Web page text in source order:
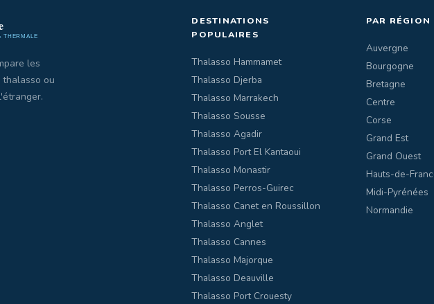
les
ou
DESTINATIONS
POPULAIRES
Thalasso Hammamet
Thalasso Djerba
Thalasso Marrakech
Thalasso Sousse
Thalasso Agadir
Thalasso Port El Kantaoui
Thalasso Monastir
Thalasso Perros-Guirec
Thalasso Canet en Roussillon
Thalasso Anglet
Thalasso Cannes
Thalasso Majorque
Thalasso Deauville
Thalasso Port Crouesty
PAR RÉGION
Auvergne
Bourgogne
Bretagne
Centre
Corse
Grand Est
Grand Ouest
Hauts-de-
Midi-Pyrénées
Normandie